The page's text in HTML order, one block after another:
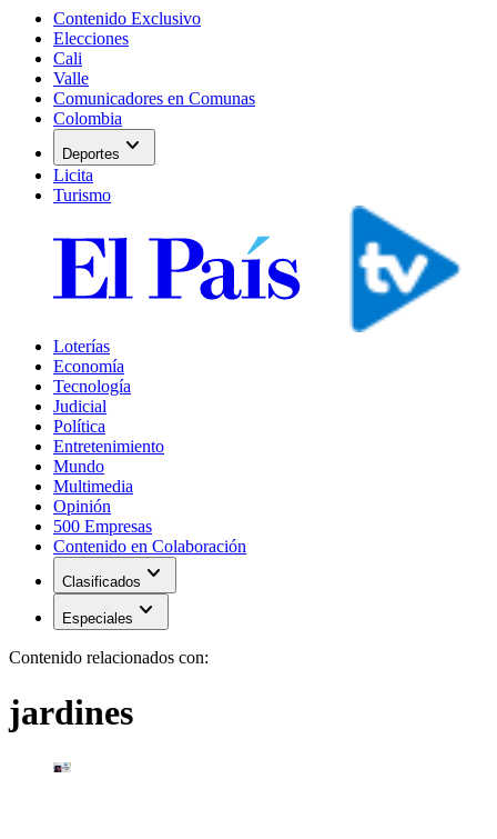
Contenido Exclusivo
Elecciones
Cali
Valle
Comunicadores en Comunas
Colombia
Deportes expand_more
Licita
Turismo
Loterías
Economía
Tecnología
Judicial
Política
Entretenimiento
Mundo
Multimedia
Opinión
500 Empresas
Contenido en Colaboración
Clasificados expand_more
Especiales expand_more
Contenido relacionados con:
jardines